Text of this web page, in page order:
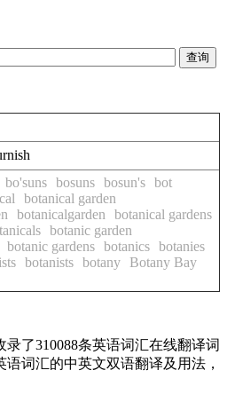
bo'suns bosuns bosun's bot
botanical garden
botanicalgarden
botanical gardens
botanic garden
botanic gardens botanics botanies
botanists botany
Botany Bay
了310088条英语词汇在线翻译词
词汇的中英文双语翻译及用法，